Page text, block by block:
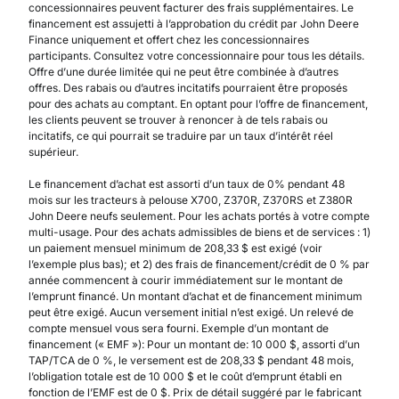
concessionnaires peuvent facturer des frais supplémentaires. Le
financement est assujetti à l’approbation du crédit par John Deere
Finance uniquement et offert chez les concessionnaires
participants. Consultez votre concessionnaire pour tous les détails.
Offre d’une durée limitée qui ne peut être combinée à d’autres
offres. Des rabais ou d’autres incitatifs pourraient être proposés
pour des achats au comptant. En optant pour l’offre de financement,
les clients peuvent se trouver à renoncer à de tels rabais ou
incitatifs, ce qui pourrait se traduire par un taux d’intérêt réel
supérieur.
Le financement d’achat est assorti d’un taux de 0% pendant 48
mois sur les tracteurs à pelouse X700, Z370R, Z370RS et Z380R
John Deere neufs seulement. Pour les achats portés à votre compte
multi-usage. Pour des achats admissibles de biens et de services : 1)
un paiement mensuel minimum de 208,33 $ est exigé (voir
l’exemple plus bas); et 2) des frais de financement/crédit de 0 % par
année commencent à courir immédiatement sur le montant de
l’emprunt financé. Un montant d’achat et de financement minimum
peut être exigé. Aucun versement initial n’est exigé. Un relevé de
compte mensuel vous sera fourni. Exemple d’un montant de
financement (« EMF »): Pour un montant de: 10 000 $, assorti d’un
TAP/TCA de 0 %, le versement est de 208,33 $ pendant 48 mois,
l’obligation totale est de 10 000 $ et le coût d’emprunt établi en
fonction de l’EMF est de 0 $. Prix de détail suggéré par le fabricant